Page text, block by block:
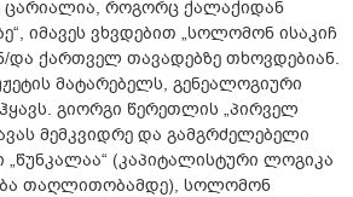
ცარიალია, როგორც ქალაქიდან
იმავეს ვხვდებით „სოლომონ ისაკიჩ
და ქართველ თავადებზე თხოვდებიან.
მატარებელს, გენეალოგიური
გიორგი წერეთლის „პირველ
მემკვიდრე და გამგრძელებელი
(კაპიტალისტური ლოგიკა
თაღლითობამდე), სოლომონ